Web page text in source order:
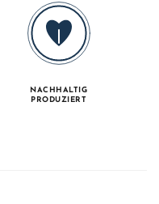
NACHHALTIG
PRODUZIERT